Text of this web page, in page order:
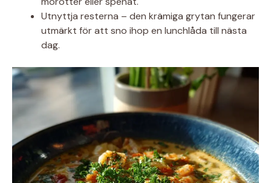
Utnyttja resterna – den krämiga grytan fungerar
utmärkt för att sno ihop en lunchlåda till nästa
dag.